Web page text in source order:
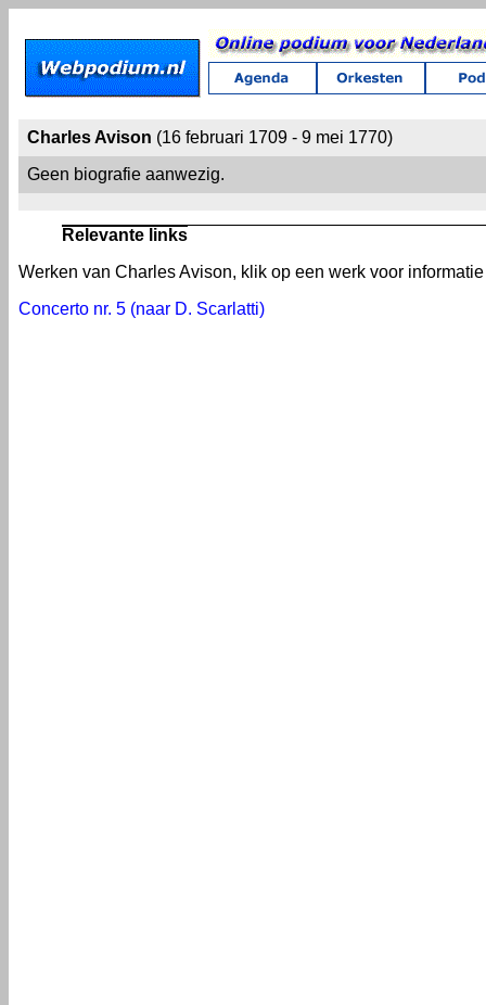
Charles Avison (16 februari 1709 - 9 mei 1770)
Geen biografie aanwezig.
Relevante links
Werken van Charles Avison, klik op een werk voor
Concerto nr. 5 (naar D. Scarlatti)